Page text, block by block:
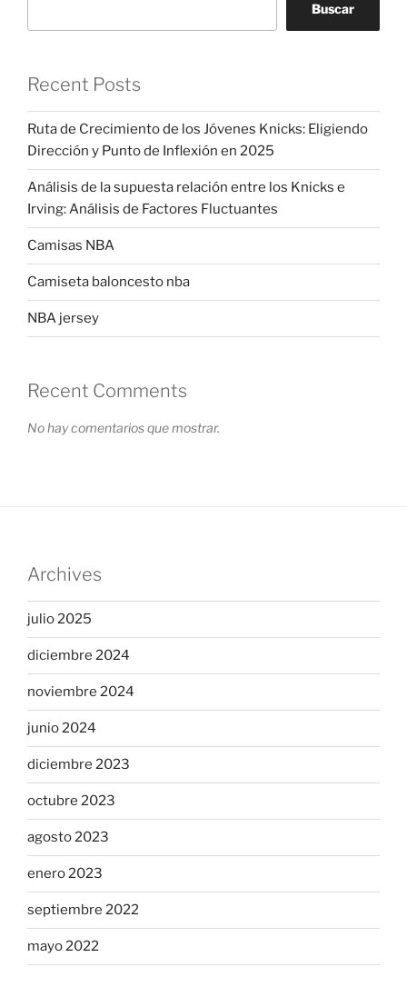
Buscar
Recent Posts
Ruta de Crecimiento de los Jóvenes Knicks: Eligiendo
Dirección y Punto de Inflexión en 2025
Análisis de la supuesta relación entre los Knicks e
Irving: Análisis de Factores Fluctuantes
Camisas NBA
Camiseta baloncesto nba
NBA jersey
Recent Comments
No hay comentarios que mostrar.
Archives
julio 2025
diciembre 2024
noviembre 2024
junio 2024
diciembre 2023
octubre 2023
agosto 2023
enero 2023
septiembre 2022
mayo 2022